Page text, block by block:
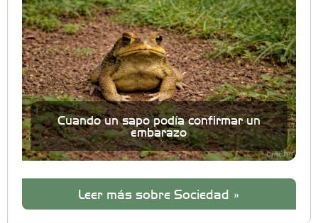
Cuando un sapo podía confirmar un
embarazo
Leer más sobre Sociedad »